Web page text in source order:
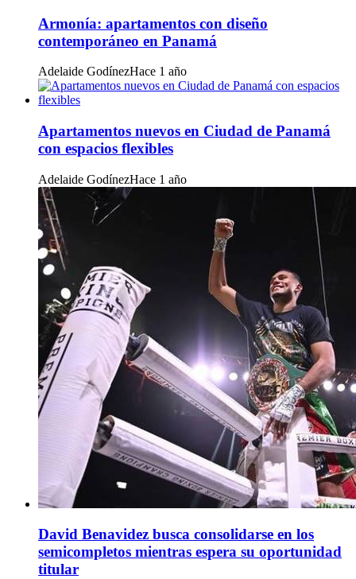
Armonía: apartamentos con diseño
contemporáneo en Panamá
Adelaide GodínezHace 1 año
Apartamentos nuevos en Ciudad de Panamá
con espacios flexibles
Adelaide GodínezHace 1 año
David Benavidez busca consolidarse en los
semicompletos mientras espera su oportunidad
titular